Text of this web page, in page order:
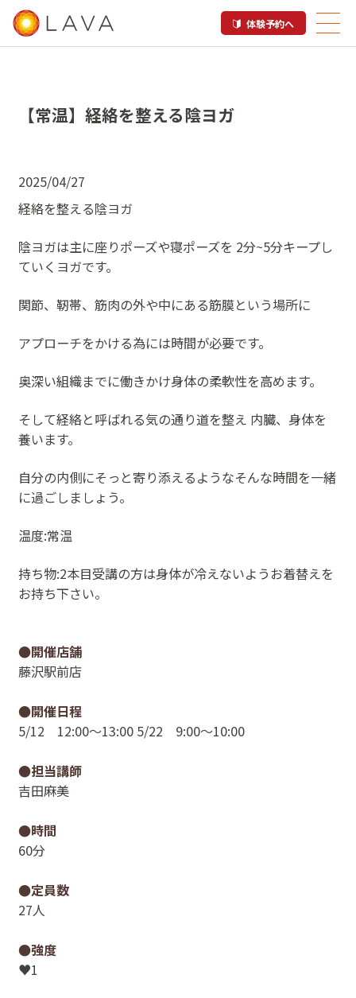
体験予約へ
【常温】経絡を整える陰ヨガ
2025/04/27
経絡を整える陰ヨガ
陰ヨガは主に座りポーズや寝ポーズを 2分~5分キープし
ていくヨガです。
関節、靭帯、筋肉の外や中にある筋膜という場所に
アプローチをかける為には時間が必要です。
奥深い組織までに働きかけ身体の柔軟性を高めます。
そして経絡と呼ばれる気の通り道を整え 内臓、身体を
養います。
自分の内側にそっと寄り添えるようなそんな時間を一緒
に過ごしましょう。
温度:常温
持ち物:2本目受講の方は身体が冷えないようお着替えを
お持ち下さい。
●開催店舗
藤沢駅前店
●開催日程
5/12 12:00〜13:00 5/22 9:00〜10:00
●担当講師
吉田麻美
●時間
60分
●定員数
27人
●強度
♥1